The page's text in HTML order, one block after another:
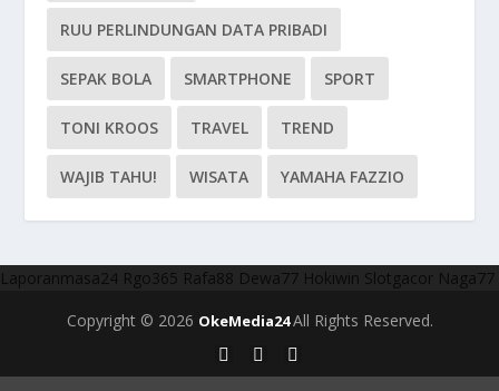
RUU PERLINDUNGAN DATA PRIBADI
SEPAK BOLA SMARTPHONE SPORT
TONI KROOS TRAVEL TREND
WAJIB TAHU! WISATA YAMAHA FAZZIO
Laporanmasa24 Rgo365 Rafa88 Dewa77 Hokiwin Slotgacor Naga77
Copyright © 2026 OkeMedia24All Rights Reserved.